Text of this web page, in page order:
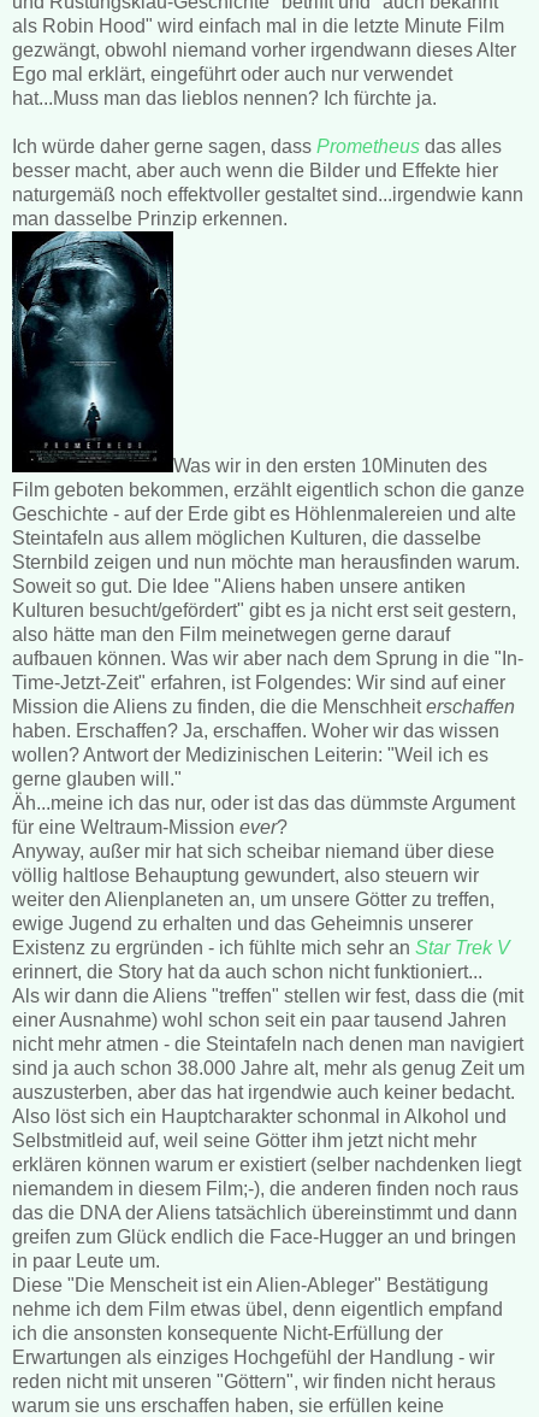
als Robin Hood" wird einfach mal in die letzte Minute Film
gezwängt, obwohl niemand vorher irgendwann dieses Alter
Ego mal erklärt, eingeführt oder auch nur verwendet
hat...Muss man das lieblos nennen? Ich fürchte ja.
Ich würde daher gerne sagen, dass Prometheus das alles
besser macht, aber auch wenn die Bilder und Effekte hier
naturgemäß noch effektvoller gestaltet sind...irgendwie kann
man dasselbe Prinzip erkennen.
Was wir in den ersten 10Minuten des
Film geboten bekommen, erzählt eigentlich schon die ganze
Geschichte - auf der Erde gibt es Höhlenmalereien und alte
Steintafeln aus allem möglichen Kulturen, die dasselbe
Sternbild zeigen und nun möchte man herausfinden warum.
Soweit so gut. Die Idee "Aliens haben unsere antiken
Kulturen besucht/gefördert" gibt es ja nicht erst seit gestern,
also hätte man den Film meinetwegen gerne darauf
aufbauen können. Was wir aber nach dem Sprung in die "In-
Time-Jetzt-Zeit" erfahren, ist Folgendes: Wir sind auf einer
Mission die Aliens zu finden, die die Menschheiterschaffen
haben. Erschaffen? Ja, erschaffen. Woher wir das wissen
wollen? Antwort der Medizinischen Leiterin: "Weil ich es
gerne glauben will."
Äh...meine ich das nur, oder ist das das dümmste Argument
für eine Weltraum-Mission ever?
Anyway, außer mir hat sich scheibar niemand über diese
völlig haltlose Behauptung gewundert, also steuern wir
weiter den Alienplaneten an, um unsere Götter zu treffen,
ewige Jugend zu erhalten und das Geheimnis unserer
Existenz zu ergründen - ich fühlte mich sehr an Star Trek V
erinnert, die Story hat da auch schon nicht funktioniert...
Als wir dann die Aliens "treffen" stellen wir fest, dass die (mit
einer Ausnahme) wohl schon seit ein paar tausend Jahren
nicht mehr atmen - die Steintafeln nach denen man navigiert
sind ja auch schon 38.000 Jahre alt, mehr als genug Zeit um
auszusterben, aber das hat irgendwie auch keiner bedacht.
Also löst sich ein Hauptcharakter schonmal in Alkohol und
Selbstmitleid auf, weil seine Götter ihm jetzt nicht mehr
erklären können warum er existiert (selber nachdenken liegt
niemandem in diesem Film;-), die anderen finden noch raus
das die DNA der Aliens tatsächlich übereinstimmt und dann
greifen zum Glück endlich die Face-Hugger an und bringen
in paar Leute um.
Diese "Die Menscheit ist ein Alien-Ableger" Bestätigung
nehme ich dem Film etwas übel, denn eigentlich empfand
ich die ansonsten konsequente Nicht-Erfüllung der
Erwartungen als einziges Hochgefühl der Handlung - wir
reden nicht mit unseren "Göttern", wir finden nicht heraus
warum sie uns erschaffen haben, sie erfüllen keine